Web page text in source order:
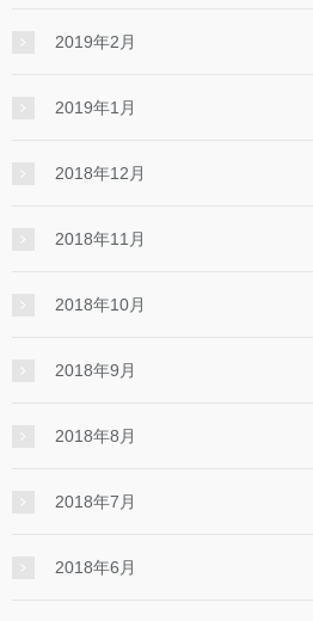
2019年2月
2019年1月
2018年12月
2018年11月
2018年10月
2018年9月
2018年8月
2018年7月
2018年6月